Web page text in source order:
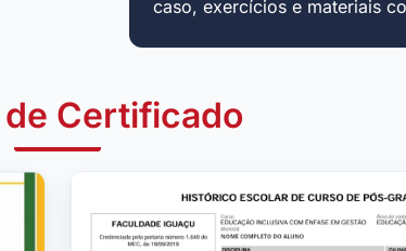
caso, exercícios e materiais
Certificado